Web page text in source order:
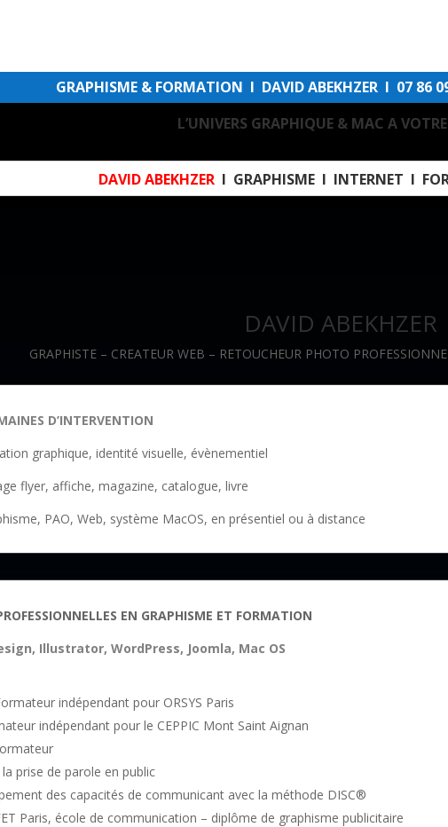
GRAPHISME & FORMATION I DAVID ABEKHZER I 07
L’UNIVERS GRAPHIQUE & MAC A
DAVID ABEKHZER I GRAPHISME I INTERNET I
DAVID ABEKHZER
GRAPHISTE – CREATEUR WEB – RETOUCHEUR PHOTO
D’INTERVENTION
graphique, identité visuelle, évènementiel
flyer, affiche, magazine, catalogue, livre
PAO, Web, système MacOS, en présentiel ou à distance
EN GRAPHISME ET FORMATION
Illustrator, WordPress, Joomla, Mac OS
indépendant pour ORSYS Paris
indépendant pour le CEPPIC Mont Saint Aignan
prise de parole en public
des capacités de communicant avec la méthode DISC®
Paris, école de communication – diplôme de graphisme publicitaire